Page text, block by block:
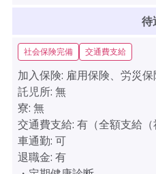
待
社会保険完備 交通費支給
加入保険: 雇用保険、労災
託児所: 無
寮: 無
交通費支給: 有（全額支給（
車通勤: 可
退職金: 有